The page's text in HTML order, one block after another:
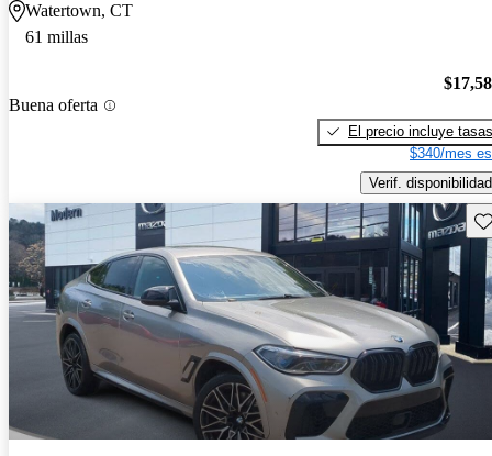
Watertown, CT
61 millas
Buena oferta
El precio incluye tasas
$340/mes
Verif. disponibilidad